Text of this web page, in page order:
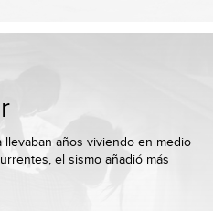
llevaban años viviendo en medio
el sismo añadió más